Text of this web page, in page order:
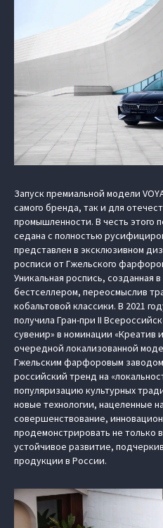
Запуск премиальной модели
самого бренда, так и для
промышленности. В честь этого
седана с полностью
представлен в эксклюзивном
росписи от Гжельского
Уникальная роспись, созданная в
бестселлером, переосмыслив
кобальтовой классики. В 2021
получила Гран-при II
сувенир» в номинации «Креатив
очередной локализованной
Гжельским фарфоровым
российский тренд на
популяризацию культурных
новые технологии, нацеленные
совершенствование,
продемонстрировать не только
устойчивое развитие,
продукции в России.